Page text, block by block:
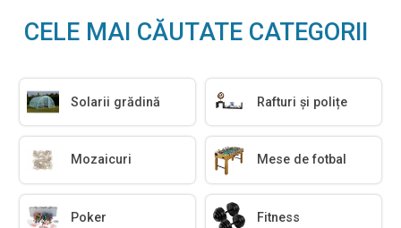
CELE MAI CĂUTATE CATEGORII
Solarii grădină Rafturi și polițe
Mozaicuri Mese de fotbal
Poker Fitness